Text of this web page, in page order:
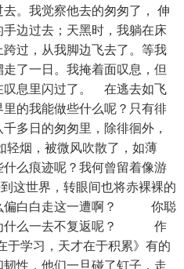
。我觉察他去的匆匆了， 伸
边过去；天黑时，我躺在床
过，从我脚边飞去了。等我
了一日。我掩着面叹息，但
叹息里闪过了。 在逃去如飞
的我能做些什么呢？只有徘
多日的匆匆里，除徘徊外，
轻烟，被微风吹散了，如薄
么痕迹呢？我何曾留着像游
这世界，转眼间也将赤裸裸的
么偏白白走这一遭啊？ 你聪
为什么一去不复返呢？ 作
于学习，天才在于积累》有的
性，他们一旦碰了钉子，走